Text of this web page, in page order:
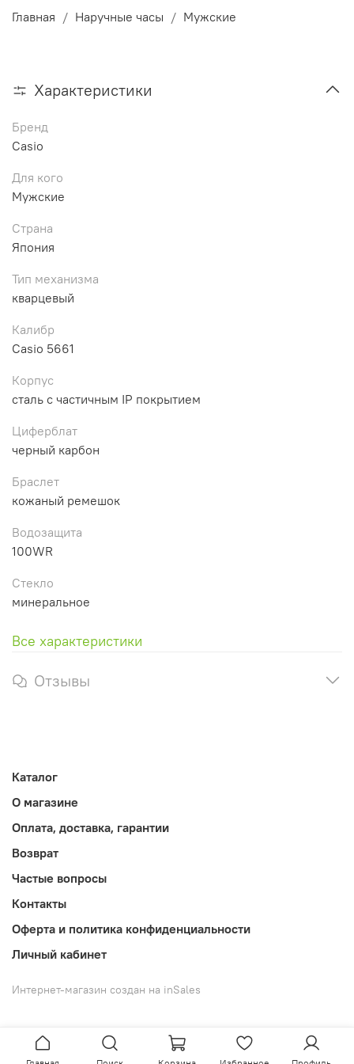
Главная Наручные часы Мужские
Характеристики
Бренд
Casio
Для кого
Мужские
Страна
Япония
Тип механизма
кварцевый
Калибр
Casio 5661
Корпус
сталь с частичным IP покрытием
Циферблат
черный карбон
Браслет
кожаный ремешок
Водозащита
100WR
Стекло
минеральное
Все характеристики
Отзывы
Каталог
О магазине
Оплата, доставка, гарантии
Возврат
Частые вопросы
Контакты
Оферта и политика конфиденциальности
Личный кабинет
Интернет-магазин создан на inSales